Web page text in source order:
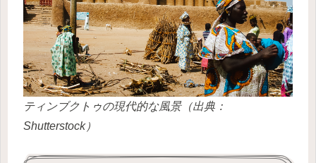
ティンブクトゥの現代的な風景（出典：
Shutterstock）